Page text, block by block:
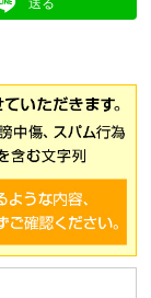
送る